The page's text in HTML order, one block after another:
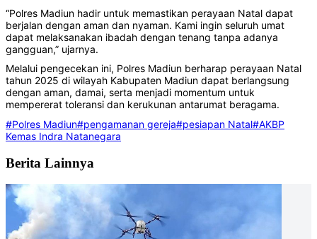
“Polres Madiun hadir untuk memastikan perayaan Natal dapat
berjalan dengan aman dan nyaman. Kami ingin seluruh umat
dapat melaksanakan ibadah dengan tenang tanpa adanya
gangguan,” ujarnya.
Melalui pengecekan ini, Polres Madiun berharap perayaan Natal
tahun 2025 di wilayah Kabupaten Madiun dapat berlangsung
dengan aman, damai, serta menjadi momentum untuk
mempererat toleransi dan kerukunan antarumat beragama.
#Polres Madiun#pengamanan gereja#pesiapan Natal#AKBP
Kemas Indra Natanegara
Berita Lainnya